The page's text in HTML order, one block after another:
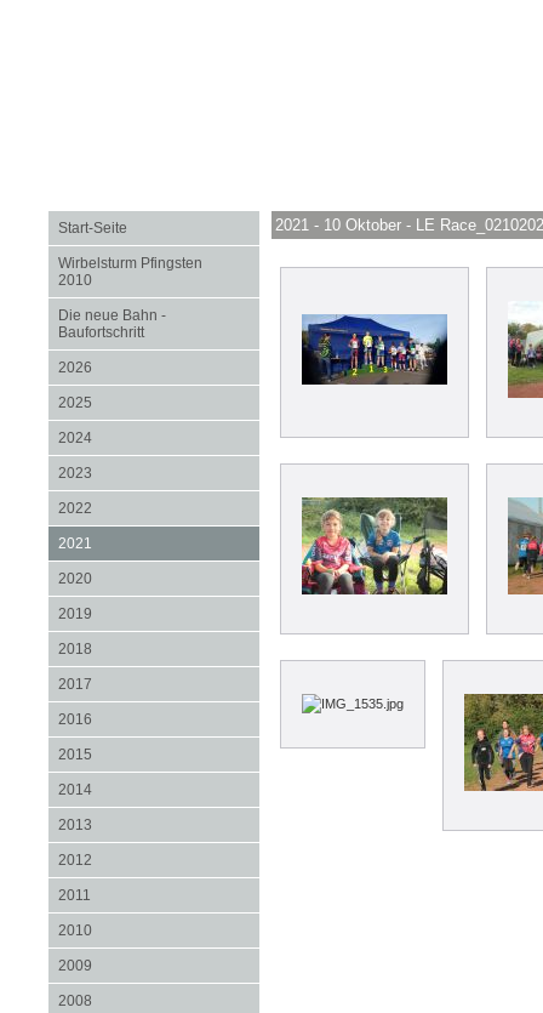
Start-Seite
Wirbelsturm Pfingsten
2010
Die neue Bahn -
Baufortschritt
2026
2025
2024
2023
2022
2021
2020
2019
2018
2017
2016
2015
2014
2013
2012
2011
2010
2009
2008
2021 - 10 Oktober - LE